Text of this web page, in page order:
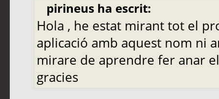
pirineus ha escrit:
Hola , he estat mirant tot el
aplicació amb aquest nom ni
mirare de aprendre fer anar
gracies